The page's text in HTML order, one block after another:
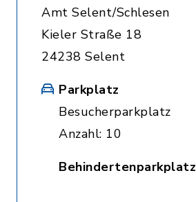
Amt Selent/Schlesen
Kieler Straße 18
24238 Selent
Parkplatz
Besucherparkplatz
Anzahl: 10
Behindertenparkplatz